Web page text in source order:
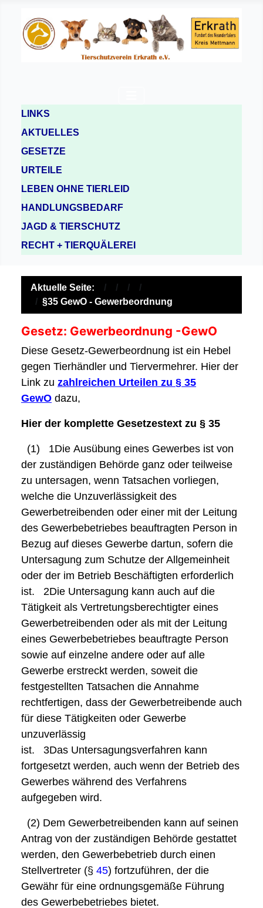
LINKS
AKTUELLES
GESETZE
URTEILE
LEBEN OHNE TIERLEID
HANDLUNGSBEDARF
JAGD & TIERSCHUTZ
RECHT + TIERQUÄLEREI
Aktuelle Seite:
§35 GewO - Gewerbeordnung
Gesetz: Gewerbeordnung -GewO
Diese Gesetz-Gewerbeordnung ist ein Hebel
gegen Tierhändler und Tiervermehrer. Hier der
Link zu zahlreichen Urteilen zu § 35
GewO dazu,
Hier der komplette Gesetzestext zu § 35
(1) 1Die Ausübung eines Gewerbes ist von
der zuständigen Behörde ganz oder teilweise
zu untersagen, wenn Tatsachen vorliegen,
welche die Unzuverlässigkeit des
Gewerbetreibenden oder einer mit der Leitung
des Gewerbebetriebes beauftragten Person in
Bezug auf dieses Gewerbe dartun, sofern die
Untersagung zum Schutze der Allgemeinheit
oder der im Betrieb Beschäftigten erforderlich
ist.
2Die Untersagung kann auch auf die
Tätigkeit als Vertretungsberechtigter eines
Gewerbetreibenden oder als mit der Leitung
eines Gewerbebetriebes beauftragte Person
sowie auf einzelne andere oder auf alle
Gewerbe erstreckt werden, soweit die
festgestellten Tatsachen die Annahme
rechtfertigen, dass der Gewerbetreibende auch
für diese Tätigkeiten oder Gewerbe
unzuverlässig
ist.
3Das Untersagungsverfahren kann
fortgesetzt werden, auch wenn der Betrieb des
Gewerbes während des Verfahrens
aufgegeben wird.
(2) Dem Gewerbetreibenden kann auf seinen
Antrag von der zuständigen Behörde gestattet
werden, den Gewerbebetrieb durch einen
Stellvertreter (§ 45) fortzuführen, der die
Gewähr für eine ordnungsgemäße Führung
des Gewerbebetriebes bietet.